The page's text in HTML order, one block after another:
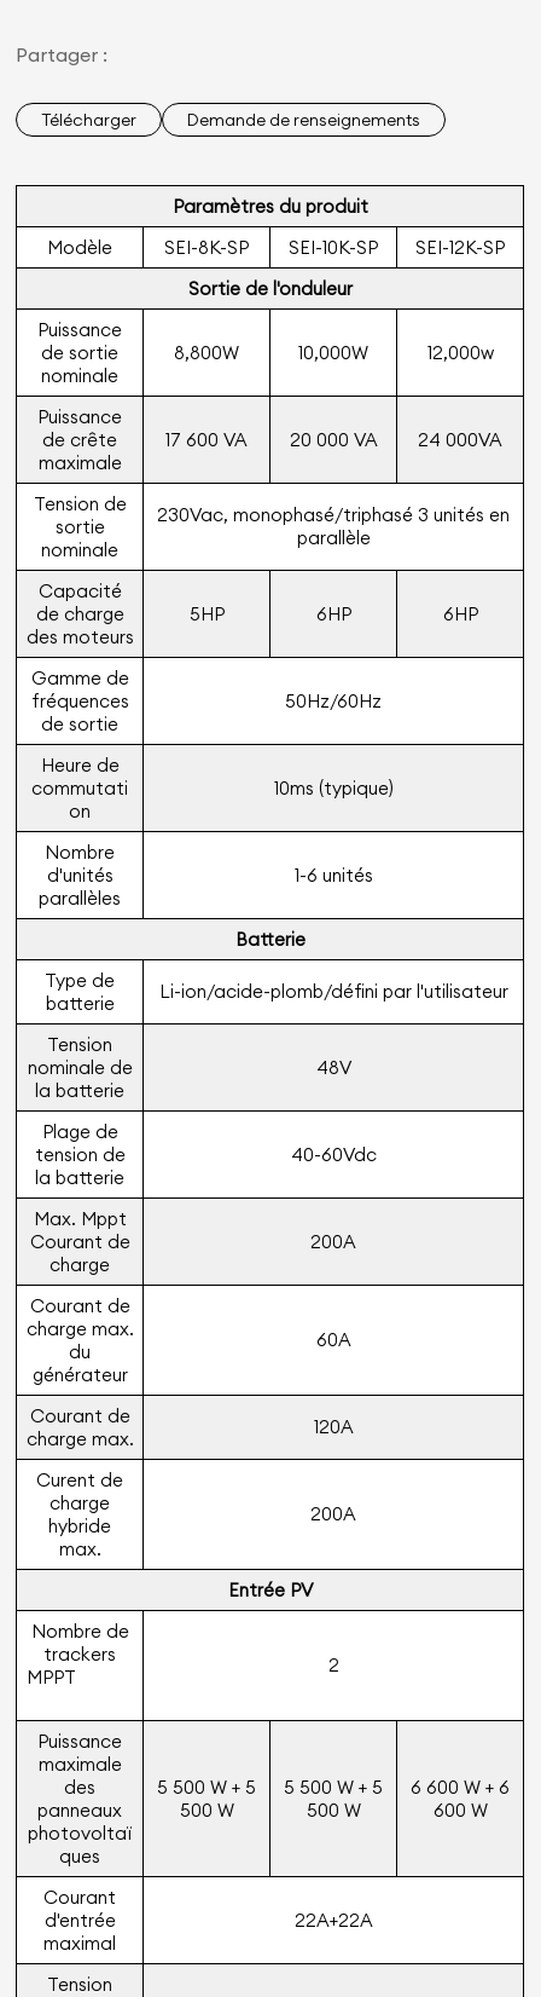
Partager :
Télécharger Demande de renseignements
Paramètres du produit
Modèle
SEI-8K-SP SEI-10K-SP
SEI-12K-SP
Sortie de l'onduleur
Puissance
de sortie
nominale
8,800W 10,000W 12,000w
Puissance
de crête
maximale
17 600 VA 20 000 VA 24 000VA
Tension de
sortie
nominale
230Vac, monophasé/triphasé 3 unités en
parallèle
Capacité
de charge
des moteurs
5HP 6HP 6HP
Gamme de
fréquences
de sortie
50Hz/60Hz
Heure de
commutati
on
10ms (typique)
Nombre
d'unités
parallèles
1-6 unités
Batterie
Type de
batterie
Li-ion/acide-plomb/défini par l'utilisateur
Tension
nominale de
la batterie
48V
Plage de
tension de
la batterie
40-60Vdc
Max. Mppt
Courant de
charge
200A
Courant de
charge max.
du
générateur
60A
Courant de
charge max.
120A
Curent de
charge
hybride
max.
200A
Entrée PV
Nombre de
trackers
MPPT
2
Puissance
maximale
des
panneaux
photovoltaï
ques
5 500 W + 5
500 W
5 500 W + 5
500 W
6 600 W + 6
600 W
Courant
d'entrée
maximal
22A+22A
Tension